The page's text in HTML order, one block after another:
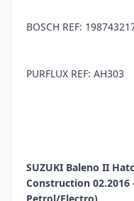
BOSCH REF:
PURFLUX REF: AH303
SUZUKI Baleno II
Construction 02.2016